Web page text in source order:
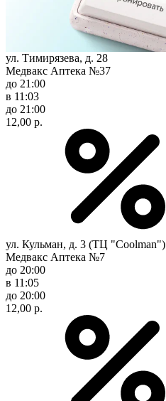
ул. Тимирязева, д. 28
Медвакс Аптека №37
до 21:00
в 11:03
до 21:00
12,00 р.
ул. Кульман, д. 3 (ТЦ "Coolman")
Медвакс Аптека №7
до 20:00
в 11:05
до 20:00
12,00 р.